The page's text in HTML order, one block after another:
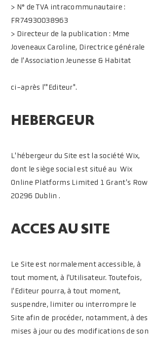
> N° de TVA intracommunautaire :
FR74930038963
> Directeur de la publication : Mme
Joveneaux Caroline, Directrice générale
de l'Association Jeunesse & Habitat
ci-après l'"Editeur".
HEBERGEUR
L'hébergeur du Site est la société Wix,
dont le siège social est situé au Wix
Online Platforms Limited 1 Grant's Row
20296 Dublin .
ACCES AU SITE
Le Site est normalement accessible, à
tout moment, à l'Utilisateur. Toutefois,
l'Editeur pourra, à tout moment,
suspendre, limiter ou interrompre le
Site afin de procéder, notamment, à des
mises à jour ou des modifications de son